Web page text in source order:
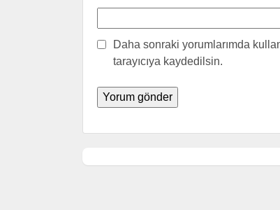
Daha sonraki yorumlarımda
tarayıcıya kaydedilsin.